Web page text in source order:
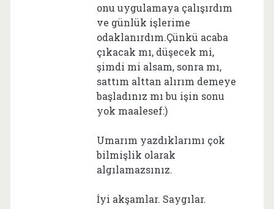
onu uygulamaya çalışırdım
ve günlük işlerime
odaklanırdım.Çünkü acaba
çıkacak mı, düşecek mi,
şimdi mi alsam, sonra mı,
sattım alttan alırım demeye
başladınız mı bu işin sonu
yok maalesef:)
Umarım yazdıklarımı çok
bilmişlik olarak
algılamazsınız.
İyi akşamlar. Saygılar.